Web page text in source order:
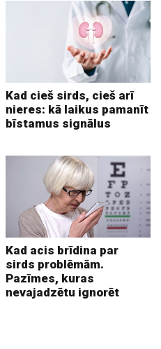
Kad cieš sirds, cieš arī
nieres: kā laikus pamanīt
bīstamus signālus
Kad acis brīdina par
sirds problēmām.
Pazīmes, kuras
nevajadzētu ignorēt